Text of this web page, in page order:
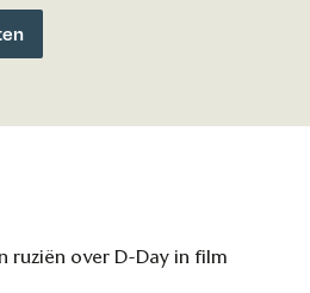
ruziën over D-Day in film